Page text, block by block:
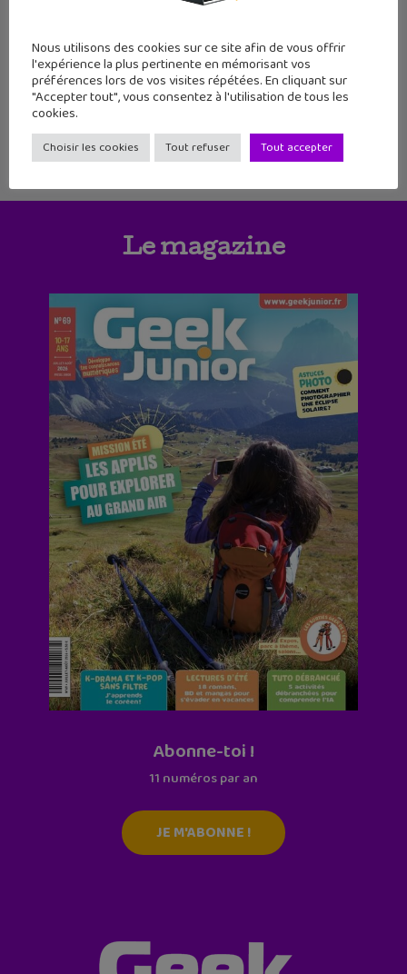
24 25 26 27 28 29 30
Le magazine
Abonne-toi !
11 numéros par an
JE M'ABONNE !
Nous utilisons des cookies sur ce site afin de vous offrir
l'expérience la plus pertinente en mémorisant vos
préférences lors de vos visites répétées. En cliquant sur
"Accepter tout", vous consentez à l'utilisation de tous les
cookies.
Choisir les cookies Tout refuser Tout accepter